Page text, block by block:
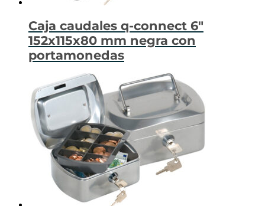
Caja caudales q-connect 6″
152x115x80 mm negra con
portamonedas